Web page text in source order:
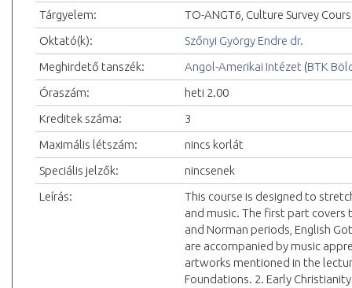
Tárgyelem:
TO-ANGT6, Culture Survey
Oktató(k):
Szőnyi György Endre dr.
Meghirdető tanszék:
Angol-Amerikai Intézet (BTK
Óraszám:
heti 2.00
Kreditek száma:
3
Maximális létszám:
nincs korlát
Speciális jelzők:
nincsenek
Leírás:
This course is designed to
and music. The first part covers
and Norman periods, English
are accompanied by music
artworks mentioned in the
Foundations. 2. Early